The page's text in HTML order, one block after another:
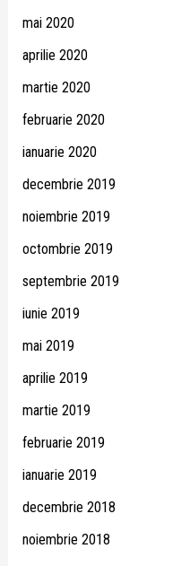
mai 2020
aprilie 2020
martie 2020
februarie 2020
ianuarie 2020
decembrie 2019
noiembrie 2019
octombrie 2019
septembrie 2019
iunie 2019
mai 2019
aprilie 2019
martie 2019
februarie 2019
ianuarie 2019
decembrie 2018
noiembrie 2018